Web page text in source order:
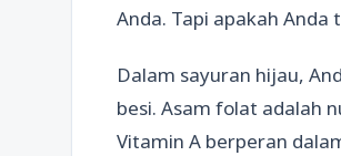
Anda. Tapi apakah
Dalam sayuran hijau,
besi. Asam folat adalah
Vitamin A berperan